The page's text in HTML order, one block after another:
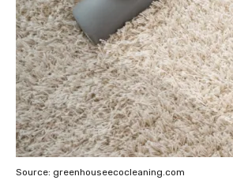
Source: greenhouseecocleaning.com